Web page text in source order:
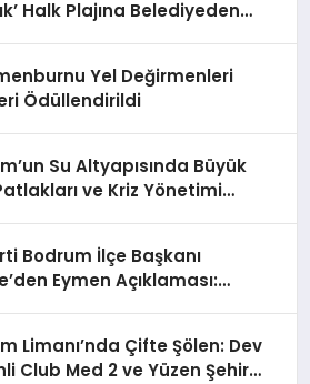
Halk Plajına Belediyeden
Yel Değirmenleri
Ödüllendirildi
Su Altyapısında Büyük
ve Kriz Yönetimi
Bodrum İlçe Başkanı
Eymen Açıklaması:
Limanı’nda Çifte Şölen: Dev
Club Med 2 ve Yüzen Şehir